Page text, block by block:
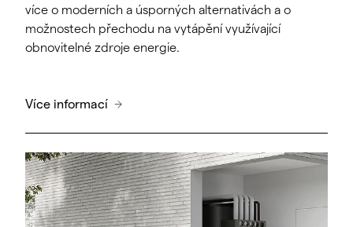
více o moderních a úsporných alternativách a o
možnostech přechodu na vytápění využívající
obnovitelné zdroje energie.
Více informací